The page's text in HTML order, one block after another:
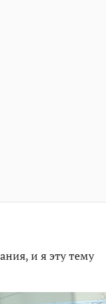
и я эту тему